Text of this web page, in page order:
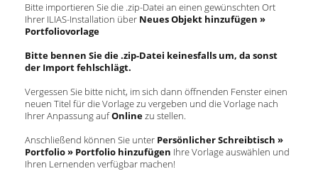
Bitte importieren Sie die .zip-Datei an einen gewünschten Ort
Ihrer ILIAS-Installation über Neues Objekt hinzufügen »
Portfoliovorlage
Bitte bennen Sie die .zip-Datei keinesfalls um, da sonst
der Import fehlschlägt.
Vergessen Sie bitte nicht, im sich dann öffnenden Fenster einen
neuen Titel für die Vorlage zu vergeben und die Vorlage nach
Ihrer Anpassung aufOnlinezu stellen.
Anschließend können Sie unter PersönlicherSchreibtisch »
Portfolio » Portfolio hinzufügen Ihre Vorlage auswählen und
Ihren Lernenden verfügbar machen!